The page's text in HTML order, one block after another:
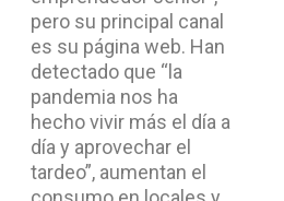
pero su principal canal
es su página web. Han
detectado que “la
pandemia nos ha
hecho vivir más el día a
día y aprovechar el
tardeo”, aumentan el